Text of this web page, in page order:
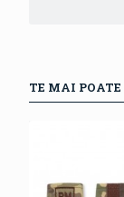
TE MAI